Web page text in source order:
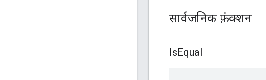
सार्वजनिक फ़ंक्शन
IsEqual